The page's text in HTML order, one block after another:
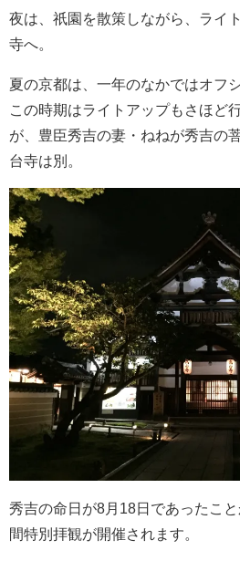
夜は、祇園を散策しながら、ライ
寺へ。
夏の京都は、一年のなかではオフ
この時期はライトアップもさほど
が、豊臣秀吉の妻・ねねが秀吉の
台寺は別。
秀吉の命日が8月18日であったこ
間特別拝観が開催されます。